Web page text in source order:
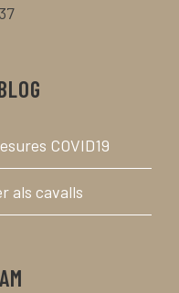
COVID19
als cavalls